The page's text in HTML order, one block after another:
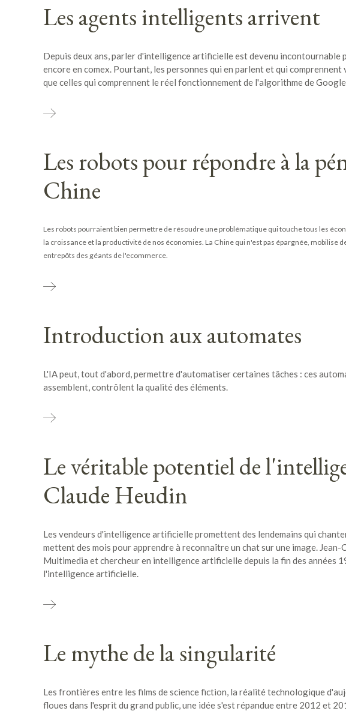
Les agents intelligents arrivent
Depuis deux ans, parler d'intelligence artificielle est devenu incontournable
encore en comex. Pourtant, les personnes qui en parlent et qui
que celles qui comprennent le réel fonctionnement de l'algorithme de
Les robots pour répondre à la
Chine
Les robots pourraient bien permettre de résoudre une problématique qui touche tous les
la croissance et la productivité de nos économies. La Chine qui n'est pas épargnée,
entrepôts des géants de l'ecommerce.
Introduction aux automates
L'IA peut, tout d'abord, permettre d'automatiser certaines tâches : ces
assemblent, contrôlent la qualité des éléments.
Le véritable potentiel de
Claude Heudin
Les vendeurs d'intelligence artificielle promettent des lendemains qui
mettent des mois pour apprendre à reconnaître un chat sur une image.
Multimedia et chercheur en intelligence artificielle depuis la fin des années
l'intelligence artificielle.
Le mythe de la singularité
Les frontières entre les films de science fiction, la réalité technologique
floues dans l'esprit du grand public, une idée s'est répandue entre 2012 et